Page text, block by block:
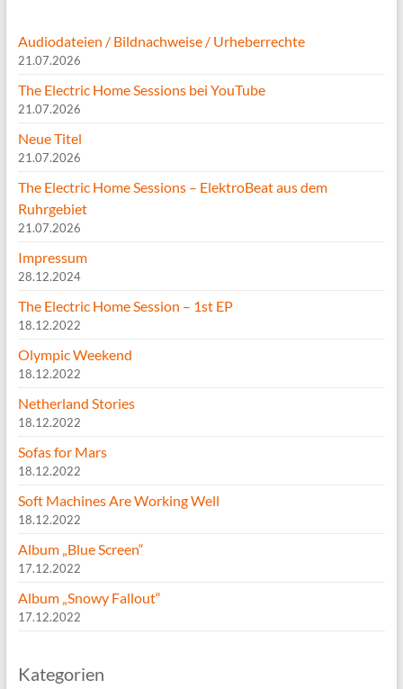
Audiodateien / Bildnachweise / Urheberrechte
21.07.2026
The Electric Home Sessions bei YouTube
21.07.2026
Neue Titel
21.07.2026
The Electric Home Sessions – ElektroBeat aus dem
Ruhrgebiet
21.07.2026
Impressum
28.12.2024
The Electric Home Session – 1st EP
18.12.2022
Olympic Weekend
18.12.2022
Netherland Stories
18.12.2022
Sofas for Mars
18.12.2022
Soft Machines Are Working Well
18.12.2022
Album „Blue Screen“
17.12.2022
Album „Snowy Fallout“
17.12.2022
Kategorien